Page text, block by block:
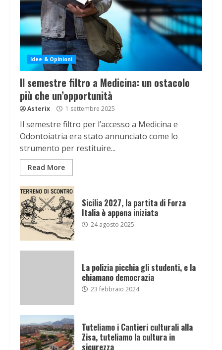
Idee & Opinioni
Il semestre filtro a Medicina: un ostacolo
più che un’opportunità
Asterix 1 settembre 2025
Il semestre filtro per l’accesso a Medicina e
Odontoiatria era stato annunciato come lo
strumento per restituire...
Read More
Sicilia 2027, la partita di Forza
Italia è appena iniziata
24 agosto 2025
La polizia picchia gli studenti, e la
chiamano democrazia
23 febbraio 2024
Tuteliamo i Cantieri culturali alla
Zisa, tuteliamo la cultura in
sicurezza